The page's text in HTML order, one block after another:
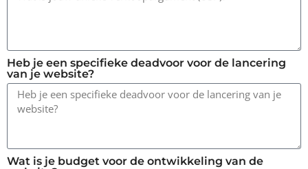
Heb je een specifieke deadvoor voor de lancering
van je website?
Wat is je budget voor de ontwikkeling van de